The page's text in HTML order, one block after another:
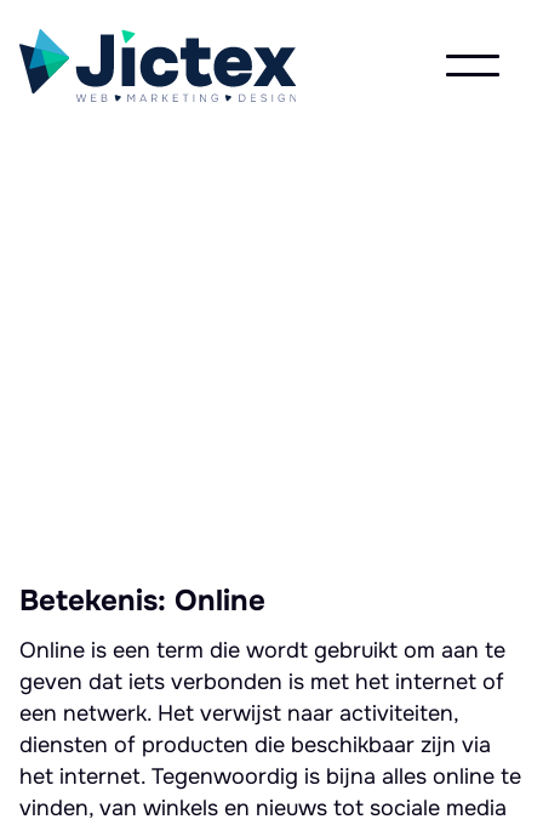
Betekenis: Online
Online is een term die wordt gebruikt om aan te
geven dat iets verbonden is met het internet of
een netwerk. Het verwijst naar activiteiten,
diensten of producten die beschikbaar zijn via
het internet. Tegenwoordig is bijna alles online te
vinden, van winkels en nieuws tot sociale media